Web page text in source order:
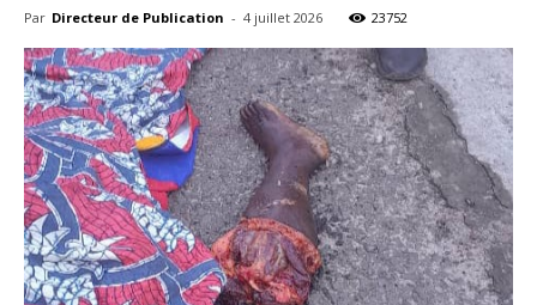
Par Directeur de Publication - 4 juillet 2026 23752